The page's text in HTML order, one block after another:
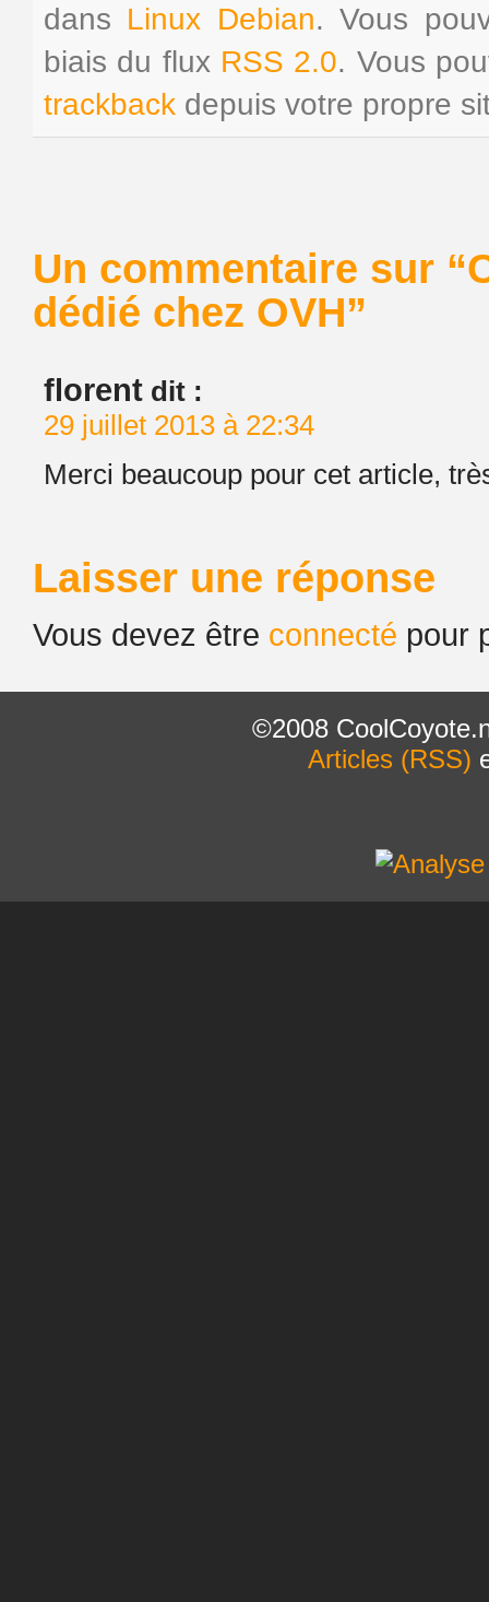
dans Linux Debian. Vous
biais du flux RSS 2.0. Vous
trackback depuis votre propre
Un commentaire sur
dédié chez OVH”
florent dit :
29 juillet 2013 à 22:34
Merci beaucoup pour cet article,
Laisser une réponse
Vous devez être connecté pour
©2008
Articles (RSS)